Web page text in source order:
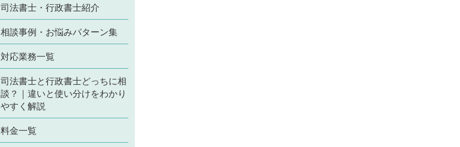
司法書士・行政書士紹介
相談事例・お悩みパターン集
対応業務一覧
司法書士と行政書士どっちに相
談？｜違いと使い分けをわかり
やすく解説
料金一覧